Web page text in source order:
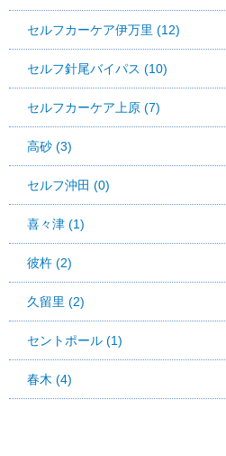
セルフカーケア伊万里 (12)
セルフ針尾バイパス (10)
セルフカーケア上原 (7)
高砂 (3)
セルフ沖田 (0)
喜々津 (1)
彼杵 (2)
久留里 (2)
セントポール (1)
春木 (4)